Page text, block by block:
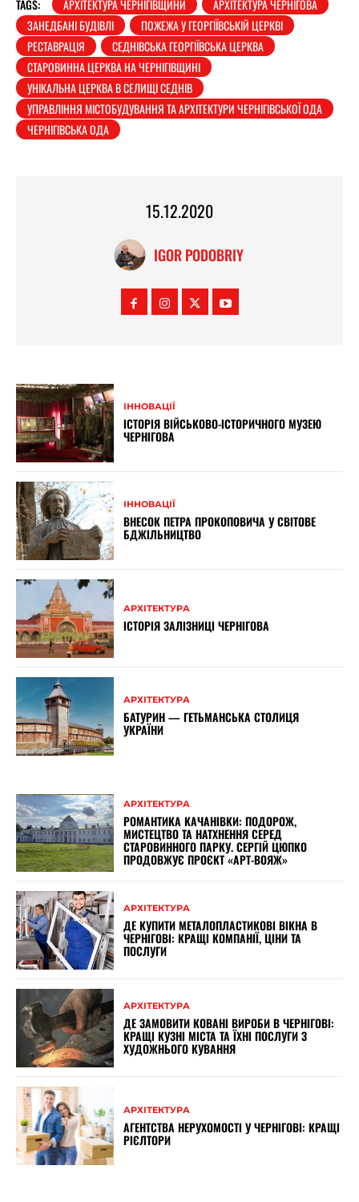
TAGS: АРХІТЕКТУРА ЧЕРНІГІВЩИНИ
АРХІТЕКТУРА ЧЕРНІГОВА
ЗАНЕДБАНІ БУДІВЛІ
ПОЖЕЖА У ГЕОРГІЇВСЬКІЙ ЦЕРКВІ
РЕСТАВРАЦІЯ
СЕДНІВСЬКА ГЕОРГІЇВСЬКА ЦЕРКВА
СТАРОВИННА ЦЕРКВА НА ЧЕРНІГІВЩИНІ
УНІКАЛЬНА ЦЕРКВА В СЕЛИЩІ СЕДНІВ
УПРАВЛІННЯ МІСТОБУДУВАННЯ ТА АРХІТЕКТУРИ ЧЕРНІГІВСЬКОЇ ОДА
ЧЕРНІГІВСЬКА ОДА
15.12.2020
IGOR PODOBRIY
ІННОВАЦІЇ
ІСТОРІЯ ВІЙСЬКОВО-ІСТОРИЧНОГО МУЗЕЮ
ЧЕРНІГОВА
ІННОВАЦІЇ
ВНЕСОК ПЕТРА ПРОКОПОВИЧА У СВІТОВЕ
БДЖІЛЬНИЦТВО
АРХІТЕКТУРА
ІСТОРІЯ ЗАЛІЗНИЦІ ЧЕРНІГОВА
АРХІТЕКТУРА
БАТУРИН — ГЕТЬМАНСЬКА СТОЛИЦЯ
УКРАЇНИ
АРХІТЕКТУРА
РОМАНТИКА КАЧАНІВКИ: ПОДОРОЖ,
МИСТЕЦТВО ТА НАТХНЕННЯ СЕРЕД
СТАРОВИННОГО ПАРКУ. СЕРГІЙ ЦЮПКО
ПРОДОВЖУЄ ПРОЄКТ «АРТ-ВОЯЖ»
АРХІТЕКТУРА
ДЕ КУПИТИ МЕТАЛОПЛАСТИКОВІ ВІКНА В
ЧЕРНІГОВІ: КРАЩІ КОМПАНІЇ, ЦІНИ ТА
ПОСЛУГИ
АРХІТЕКТУРА
ДЕ ЗАМОВИТИ КОВАНІ ВИРОБИ В ЧЕРНІГОВІ:
КРАЩІ КУЗНІ МІСТА ТА ЇХНІ ПОСЛУГИ З
ХУДОЖНЬОГО КУВАННЯ
АРХІТЕКТУРА
АГЕНТСТВА НЕРУХОМОСТІ У ЧЕРНІГОВІ: КРАЩІ
РІЄЛТОРИ